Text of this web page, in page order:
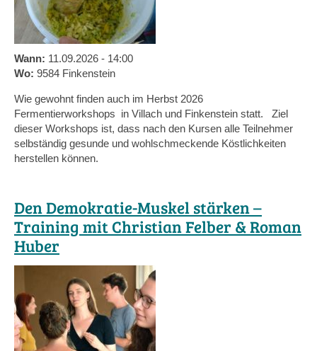
Wann: 11.09.2026 - 14:00
Wo: 9584 Finkenstein
Wie gewohnt finden auch im Herbst 2026
Fermentierworkshops in Villach und Finkenstein statt. Ziel
dieser Workshops ist, dass nach den Kursen alle Teilnehmer
selbständig gesunde und wohlschmeckende Köstlichkeiten
herstellen können.
Den Demokratie-Muskel stärken –
Training mit Christian Felber & Roman
Huber